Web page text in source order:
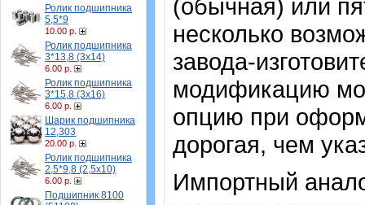
Ролик подшипника
5,5*9
10.00 р.
Ролик подшипника
3*13,8 (3х14)
6.00 р.
Ролик подшипника
3*15,8 (3х16)
6.00 р.
Шарик подшипника
12,303
20.00 р.
Ролик подшипника
2,5*9,8 (2,5х10)
6.00 р.
Подшипник 8100
(обычная) или
несколько
завода-
модификацию
опцию при
дорогая, чем
Импортный